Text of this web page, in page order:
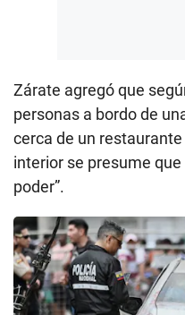
Zárate agregó que
personas a bordo de
cerca de un restaurante
interior se presume
poder”.